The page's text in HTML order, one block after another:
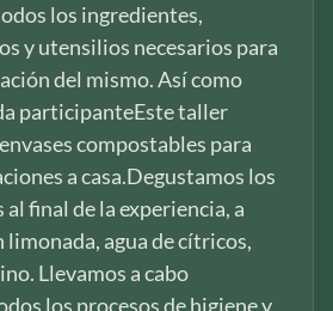
los ingredientes,
y utensilios necesarios para
del mismo. Así como
participanteEste taller
compostables para
a casa.Degustamos los
final de la experiencia, a
limonada, agua de cítricos,
Llevamos a cabo
los procesos de higiene y